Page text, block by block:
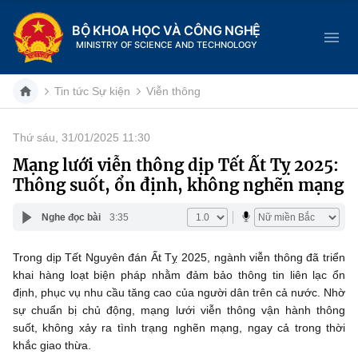
BỘ KHOA HỌC VÀ CÔNG NGHỆ
MINISTRY OF SCIENCE AND TECHNOLOGY
Danh mục
Trang chủ
Giới thiệu
Chức năng nhiệm vụ
Cơ cấu tổ chức
Lịch sử phát triển
Tin tức sự kiện
Khoa học và Công nghệ
Đổi mới sáng tạo
Dịch vụ công
Hệ thống văn bản
Tin tức Sự kiện Viễn thông
Thứ sáu, 31/01/2025 11:30
Mạng lưới viễn thông dịp Tết Ất Tỵ 2025:
Thông suốt, ổn định, không nghẽn mạng
Nghe đọc bài 3:35
Trong dịp Tết Nguyên đán Ất Tỵ 2025, ngành viễn thông đã triển
khai hàng loạt biện pháp nhằm đảm bảo thông tin liên lạc ổn
định, phục vụ nhu cầu tăng cao của người dân trên cả nước. Nhờ
sự chuẩn bị chủ động, mạng lưới viễn thông vận hành thông
suốt, không xảy ra tình trạng nghẽn mạng, ngay cả trong thời
khắc giao thừa.